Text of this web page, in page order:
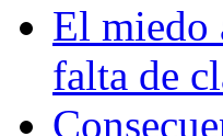
El miedo
falta de